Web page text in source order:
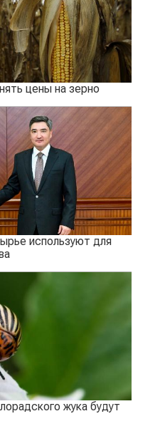
цены на зерно
используют для
жука будут